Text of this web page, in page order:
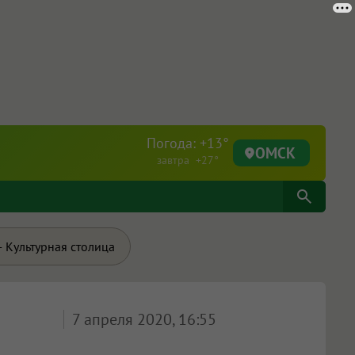
Погода: +13°
завтра +27° ОМСК
столица
7 апреля 2020, 16:55